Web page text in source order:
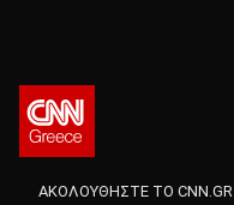
ΑΚΟΛΟΥΘΗΣΤΕ ΤΟ CNN.GR